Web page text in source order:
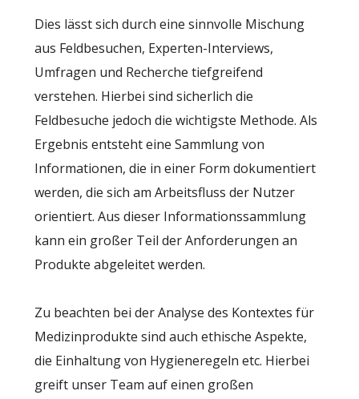
Dies lässt sich durch eine sinnvolle Mischung
aus Feldbesuchen, Experten-Interviews,
Umfragen und Recherche tiefgreifend
verstehen. Hierbei sind sicherlich die
Feldbesuche jedoch die wichtigste Methode. Als
Ergebnis entsteht eine Sammlung von
Informationen, die in einer Form dokumentiert
werden, die sich am Arbeitsfluss der Nutzer
orientiert. Aus dieser Informationssammlung
kann ein großer Teil der Anforderungen an
Produkte abgeleitet werden.
Zu beachten bei der Analyse des Kontextes für
Medizinprodukte sind auch ethische Aspekte,
die Einhaltung von Hygieneregeln etc. Hierbei
greift unser Team auf einen großen